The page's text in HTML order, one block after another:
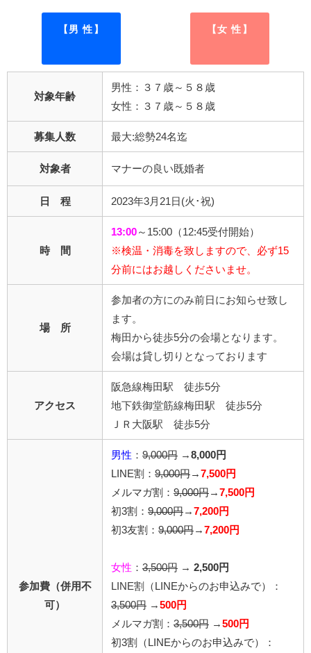
【男 性】 【女 性】
対象年齢
男性：３７歳～５８歳
女性：３７歳～５８歳
募集人数 最大:総勢24名迄
対象者 マナーの良い既婚者
日 程 2023年3月21日(火･祝)
時 間
13:00 ～15:00（12:45受付開始）
※検温・消毒を致しますので、必ず15
分前にはお越しくださいませ。
場 所
参加者の方にのみ前日にお知らせ致し
ます。
梅田から徒歩5分の会場となります。
会場は貸し切りとなっております
アクセス
阪急線梅田駅 徒歩5分
地下鉄御堂筋線梅田駅 徒歩5分
ＪＲ大阪駅 徒歩5分
参加費（併用不
可）
男性 ： 9,000円 → 8,000円
LINE割： 9,000円 → 7,500円
メルマガ割： 9,000円 → 7,500円
初3割： 9,000円 → 7,200円
初3友割： 9,000円 → 7,200円
女性 ： 3,500円 → 2,500円
LINE割
（LINEからのお申込みで）
：
3,500円 → 500円
メルマガ割： 3,500円 → 500円
初3割（LINEからのお申込みで）：